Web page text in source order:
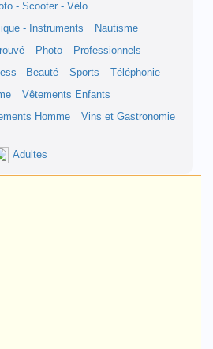
- Scooter - Vélo
- Instruments
Nautisme
Photo
Professionnels
- Beauté Sports
Téléphonie
Vêtements Enfants
Homme Vins et Gastronomie
Adultes